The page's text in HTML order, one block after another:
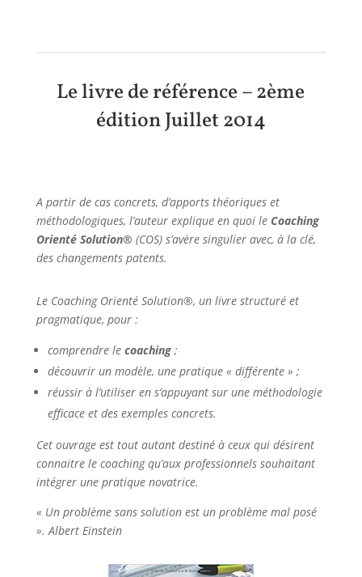
Le livre de référence – 2ème
édition Juillet 2014
A partir de cas concrets, d’apports théoriques et
méthodologiques, l’auteur explique en quoi le Coaching
Orienté Solution® (COS) s’avère singulier avec, à la clé,
des changements patents.
Le Coaching Orienté Solution®, un livre structuré et
pragmatique, pour :
comprendre le coaching;
découvrir un modèle, une pratique « différente » ;
réussir à l’utiliser en s’appuyant sur une méthodologie
efficace et des exemples concrets.
Cet ouvrage est tout autant destiné à ceux qui désirent
connaitre le coaching qu’aux professionnels souhaitant
intégrer une pratique novatrice.
« Un problème sans solution est un problème mal posé
». Albert Einstein